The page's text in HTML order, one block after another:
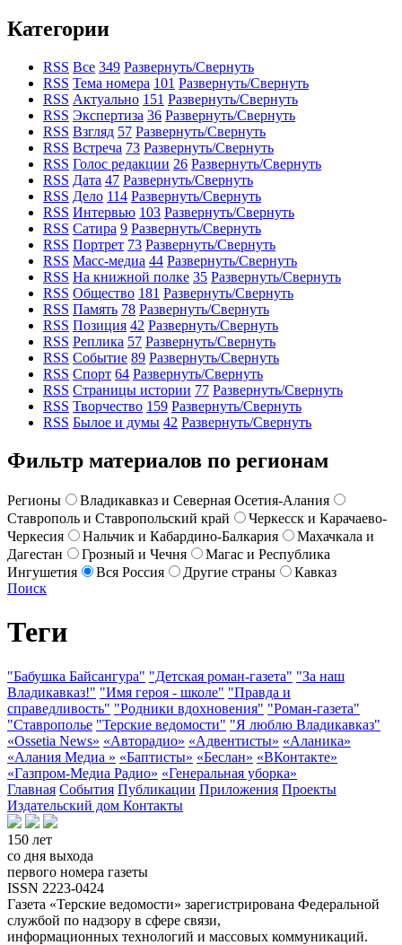
Категории
RSS Все 349 Развернуть/Свернуть
RSS Тема номера 101 Развернуть/Свернуть
RSS Актуально 151 Развернуть/Свернуть
RSS Экспертиза 36 Развернуть/Свернуть
RSS Взгляд 57 Развернуть/Свернуть
RSS Встреча 73 Развернуть/Свернуть
RSS Голос редакции 26 Развернуть/Свернуть
RSS Дата 47 Развернуть/Свернуть
RSS Дело 114 Развернуть/Свернуть
RSS Интервью 103 Развернуть/Свернуть
RSS Сатира 9 Развернуть/Свернуть
RSS Портрет 73 Развернуть/Свернуть
RSS Масс-медиа 44 Развернуть/Свернуть
RSS На книжной полке 35 Развернуть/Свернуть
RSS Общество 181 Развернуть/Свернуть
RSS Память 78 Развернуть/Свернуть
RSS Позиция 42 Развернуть/Свернуть
RSS Реплика 57 Развернуть/Свернуть
RSS Событие 89 Развернуть/Свернуть
RSS Спорт 64 Развернуть/Свернуть
RSS Страницы истории 77 Развернуть/Свернуть
RSS Творчество 159 Развернуть/Свернуть
RSS Былое и думы 42 Развернуть/Свернуть
Фильтр материалов по регионам
Регионы
Владикавказ и Северная Осетия-Алания
Ставрополь и Ставропольский край
Черкесск и Карачаево-
Черкесия
Нальчик и Кабардино-Балкария
Махачкала и
Дагестан
Грозный и Чечня
Магас и Республика
Ингушетия
Вся Россия Другие страны
Кавказ
Поиск
Теги
"Бабушка Байсангура" "Детская роман-газета" "За наш
Владикавказ!" "Имя героя - школе" "Правда и
справедливость" "Родники вдохновения" "Роман-газета"
"Ставрополье "Терские ведомости" "Я люблю Владикавказ"
«Ossetia News» «Авторадио» «Адвентисты» «Аланика»
«Алания Медиа » «Баптисты» «Беслан» «ВКонтакте»
«Газпром-Медиа Радио» «Генеральная уборка»
Главная События Публикации Приложения Проекты
Издательский дом Контакты
150 лет
со дня выхода
первого номера газеты
ISSN 2223-0424
Газета «Терские ведомости» зарегистрирована Федеральной
службой по надзору в сфере связи,
информационных технологий и массовых коммуникаций.